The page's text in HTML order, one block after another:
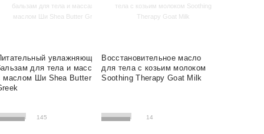
увлажняющий
для тела и массажа
маслом Ши Shea Butter
145
Восстановительное масло
для тела с козьим молоком
Soothing Therapy Goat Milk
14